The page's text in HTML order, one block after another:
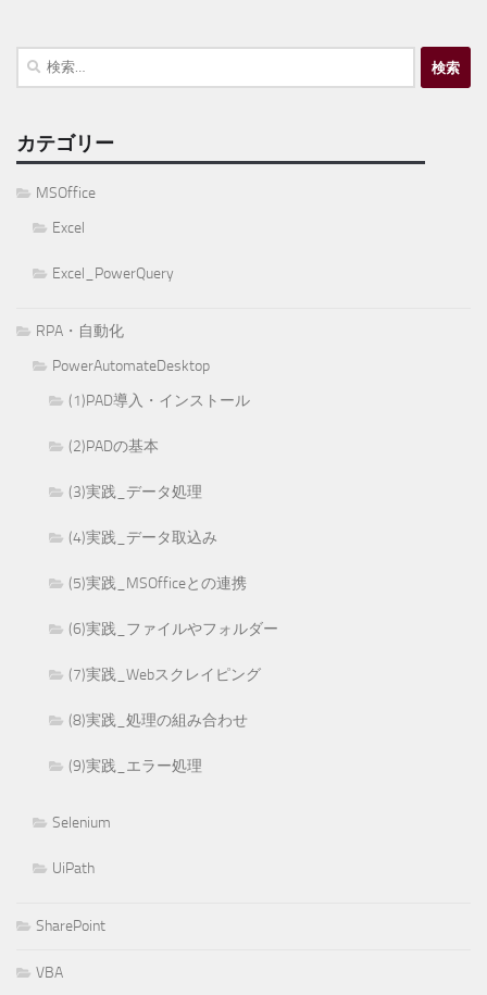
検
索:
カテゴリー
MSOffice
Excel
Excel_PowerQuery
RPA・自動化
PowerAutomateDesktop
(1)PAD導入・インストール
(2)PADの基本
(3)実践_データ処理
(4)実践_データ取込み
(5)実践_MSOfficeとの連携
(6)実践_ファイルやフォルダー
(7)実践_Webスクレイピング
(8)実践_処理の組み合わせ
(9)実践_エラー処理
Selenium
UiPath
SharePoint
VBA